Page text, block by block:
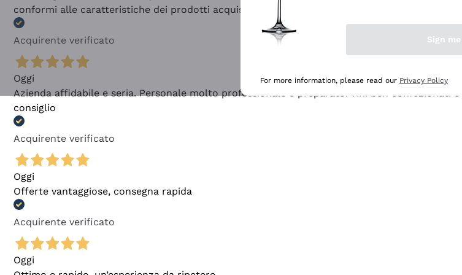
conformi alle caratteristiche dei prodotti acquistati
Acquirente verificato
Oggi
Azienda affidabile e seria. Personale molto professionale e preparato. Vini ben
consiglio
Acquirente verificato
Oggi
Offerte vantaggiose, consegna rapida
Acquirente verificato
Oggi
Sign
For more information, please read our Privacy Policy